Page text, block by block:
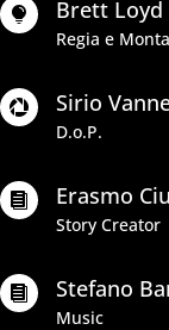
 Brett Loyd
Regia e
 Sirio
D.o.P.
 Erasmo
Story Creator
 Stefano
Music